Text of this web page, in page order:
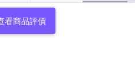
看商品評價